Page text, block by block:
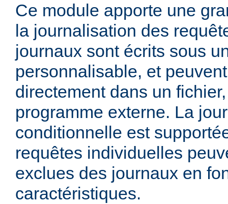
Ce module apporte une
la journalisation des
journaux sont écrits sous
personnalisable, et
directement dans un
programme externe. La
conditionnelle est
requêtes individuelles
exclues des journaux en
caractéristiques.